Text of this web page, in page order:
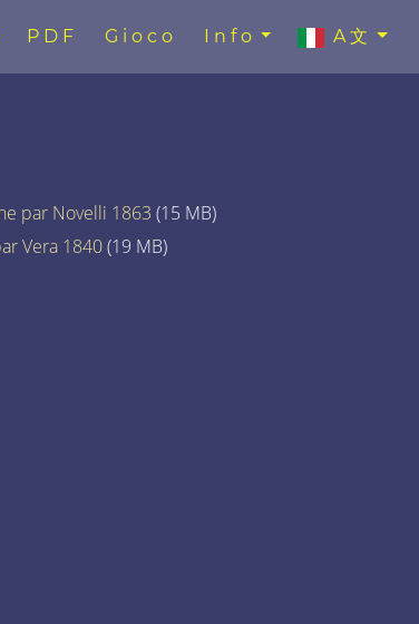
PDF Gioco Info A文
par Novelli 1863 (15 MB)
Vera 1840(19 MB)